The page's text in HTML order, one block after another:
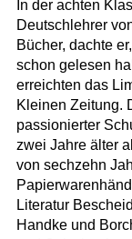
In der achten
Deutschlehrer
Bücher, dachte
schon gelesen
erreichten das
Kleinen Zeitung.
passionierter
zwei Jahre älter
von sechzehn
Literatur
Handke und